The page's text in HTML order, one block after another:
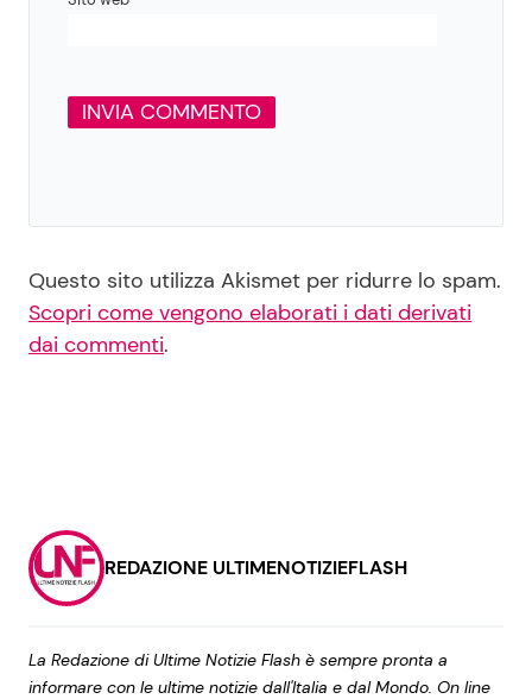
Questo sito utilizza Akismet per ridurre lo spam.
Scopri come vengono elaborati i dati derivati
dai commenti.
REDAZIONE ULTIMENOTIZIEFLASH
La Redazione di Ultime Notizie Flash è sempre pronta a
informare con le ultime notizie dall'Italia e dal Mondo. On line